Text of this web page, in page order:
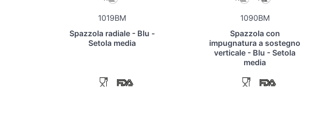
1019BM
Spazzola radiale - Blu -
Setola media
1090BM
Spazzola con
impugnatura a sostegno
verticale - Blu - Setola
media